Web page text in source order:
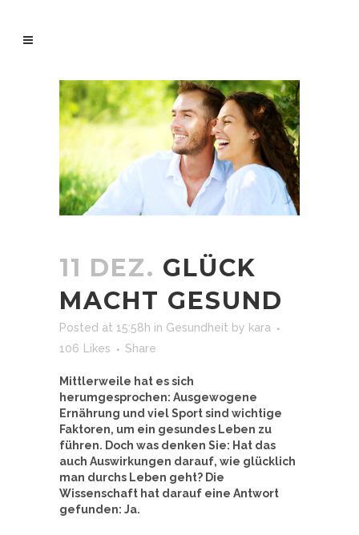
11 DEZ. GLÜCK
MACHT GESUND
Posted at 15:58h in Gesundheit by kara
106
Likes Share
Mittlerweile hat es sich
herumgesprochen: Ausgewogene
Ernährung und viel Sport sind wichtige
Faktoren, um ein gesundes Leben zu
führen. Doch was denken Sie: Hat das
auch Auswirkungen darauf, wie glücklich
man durchs Leben geht? Die
Wissenschaft hat darauf eine Antwort
gefunden: Ja.